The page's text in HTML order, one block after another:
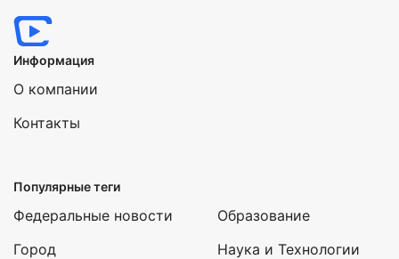
Информация
О компании
Контакты
Популярные теги
Федеральные новости
Город
Образование
Наука и Технологии